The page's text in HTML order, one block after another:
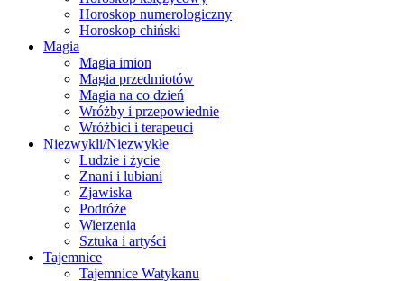
Horoskop numerologiczny
Horoskop chiński
Magia
Magia imion
Magia przedmiotów
Magia na co dzień
Wróżby i przepowiednie
Wróżbici i terapeuci
Niezwykli/Niezwykłe
Ludzie i życie
Znani i lubiani
Zjawiska
Podróże
Wierzenia
Sztuka i artyści
Tajemnice
Tajemnice Watykanu